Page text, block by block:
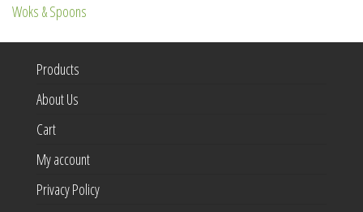
Woks & Spoons
Products
About Us
Cart
My account
Privacy Policy